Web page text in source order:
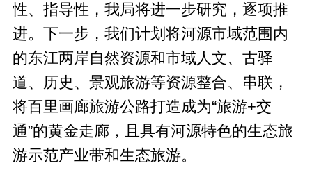
性、指导性，我局将进一步研究，逐项推
进。下一步，我们计划将河源市域范围内
的东江两岸自然资源和市域人文、古驿
道、历史、景观旅游等资源整合、串联，
将百里画廊旅游公路打造成为“旅游+交
通”的黄金走廊，且具有河源特色的生态旅
游示范产业带和生态旅游。